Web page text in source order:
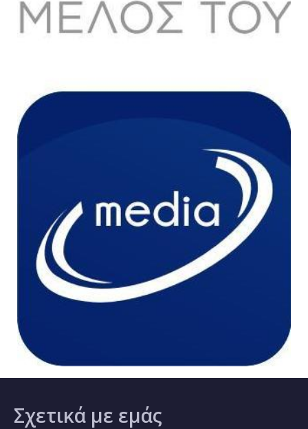
Σχετικά με εμάς